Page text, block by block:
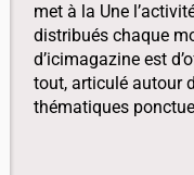
met à la Une
distribués chaque
d’icimagazine est
tout, articulé autour
thématiques